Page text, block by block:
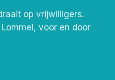
op vrijwilligers.
voor en door